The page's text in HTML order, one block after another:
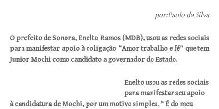
por:Paulo da Silva
O prefeito de Sonora, Enelto Ramos (MDB), usou as redes sociais
para manifestar apoio à coligação “Amor trabalho e fé” que tem
Junior Mochi como candidato a governador do Estado.
Enelto usou as redes sociais
para manifestar seu apoio
à candidatura de Mochi, por um motivo simples. “ É do meu